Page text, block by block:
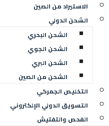
الاستيراد من الصين
الشحن الدولي
الشحن البحري
الشحن الجوي
الشحن البري
الشحن من الصين
التخليص الجمركي
التسويق الدولي الإلكتروني
الفحص والتفتيش